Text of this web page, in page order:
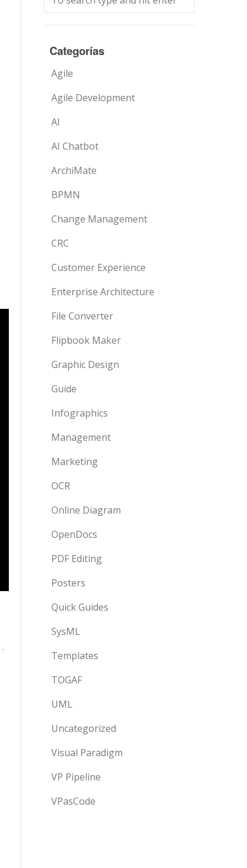
.
Categorías
Agile
Agile Development
AI
AI Chatbot
ArchiMate
BPMN
Change Management
CRC
Customer Experience
Enterprise Architecture
File Converter
Flipbook Maker
Graphic Design
Guide
Infographics
Management
Marketing
OCR
Online Diagram
OpenDocs
PDF Editing
Posters
Quick Guides
SysML
Templates
TOGAF
UML
Uncategorized
Visual Paradigm
VP Pipeline
VPasCode